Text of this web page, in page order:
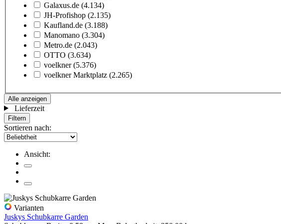
Galaxus.de (4.134)
JH-Profishop (2.135)
Kaufland.de (3.188)
Manomano (3.304)
Metro.de (2.043)
OTTO (3.634)
voelkner (5.376)
voelkner Marktplatz (2.265)
Alle anzeigen
Lieferzeit
Filtern
Sortieren nach:
Ansicht:
Varianten
Juskys Schubkarre Garden